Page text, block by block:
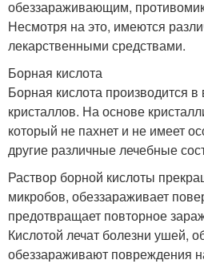
обеззараживающим,
Несмотря на это, имеются
лекарственными средствами.
Борная кислота
Борная кислота производится
кристаллов. На основе
который не пахнет и не имеет
другие различные лечебные
Раствор борной кислоты
микробов, обеззараживает
предотвращает повторное
Кислотой лечат болезни ушей,
обеззараживают повреждения